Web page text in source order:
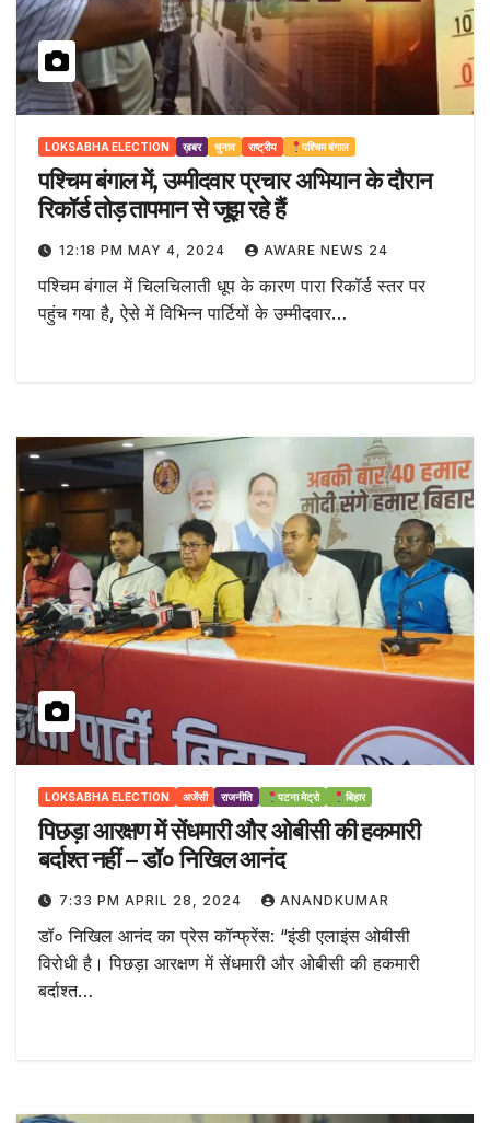
LOKSABHA ELECTION ख़बर चुनाव राष्ट्रीय पश्चिम बंगाल
पश्चिम बंगाल में, उम्मीदवार प्रचार अभियान के दौरान
रिकॉर्ड तोड़ तापमान से जूझ रहे हैं
12:18 PM MAY 4, 2024 AWARE NEWS 24
पश्चिम बंगाल में चिलचिलाती धूप के कारण पारा रिकॉर्ड स्तर पर
पहुंच गया है, ऐसे में विभिन्न पार्टियों के उम्मीदवार…
LOKSABHA ELECTION अजेंसी राजनीति पटना मेट्रो बिहार
पिछड़ा आरक्षण में सेंधमारी और ओबीसी की हकमारी
बर्दाश्त नहीं – डॉ० निखिल आनंद
7:33 PM APRIL 28, 2024 ANANDKUMAR
डॉ० निखिल आनंद का प्रेस कॉन्फ्रेंस: “इंडी एलाइंस ओबीसी
विरोधी है। पिछड़ा आरक्षण में सेंधमारी और ओबीसी की हकमारी
बर्दाश्त…